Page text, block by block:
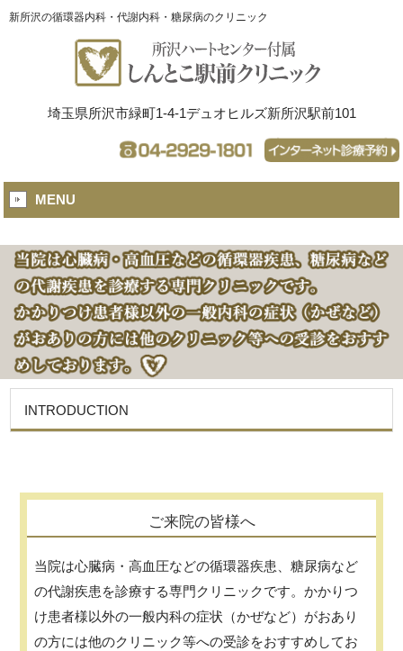
新所沢の循環器内科・代謝内科・糖尿病のクリニック
埼玉県所沢市緑町1-4-1デュオヒルズ新所沢駅前101
MENU
INTRODUCTION
ご来院の皆様へ
当院は心臓病・高血圧などの循環器疾患、糖尿病など
の代謝疾患を診療する専門クリニックです。かかりつ
け患者様以外の一般内科の症状（かぜなど）がおあり
の方には他のクリニック等への受診をおすすめしてお